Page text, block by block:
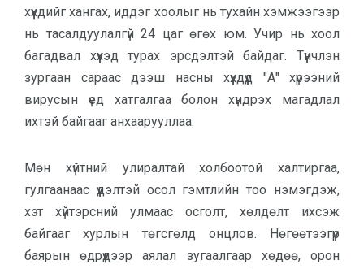
хүүхдийг хангах, иддэг хоолыг нь тухайн хэмжээгээр
нь тасалдуулалгүй 24 цаг өгөх юм. Учир нь хоол
багадвал хүүхэд турах эрсдэлтэй байдаг. Түүнчлэн
зургаан сараас дээш насны хүүхдүүд "А" хүрээний
вирусын үед хатгалгаа болон хүндрэх магадлал
ихтэй байгааг анхаарууллаа.
Мөн хүйтний улиралтай холбоотой халтиргаа,
гулгаанаас үүдэлтэй осол гэмтлийн тоо нэмэгдэж,
хэт хүйтэрсний улмаас осголт, хөлдөлт ихсэж
байгааг хурлын төгсгөлд онцлов. Нөгөөтээгүүр
баярын өдрүүдээр аялал зугаалгаар хөдөө, орон